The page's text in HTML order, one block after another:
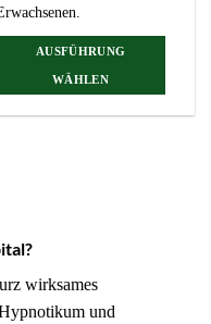
AUSFÜHRUNG
WÄHLEN
Die
wirksames
und